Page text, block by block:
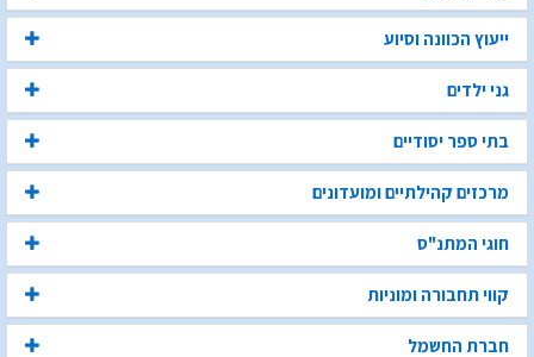
ייעוץ הכוונה וסיוע
גני ילדים
בתי ספר יסודיים
מרכזים קהילתיים ומועדונים
חוגי המתנ"ס
קווי תחבורה ומוניות
חברת החשמל